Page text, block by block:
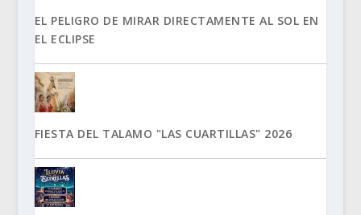
EL PELIGRO DE MIRAR DIRECTAMENTE AL SOL EN
EL ECLIPSE
FIESTA DEL TALAMO "LAS CUARTILLAS" 2026